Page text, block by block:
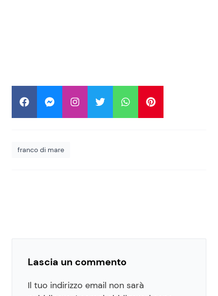
franco di mare
Lascia un commento
Il tuo indirizzo email non sarà